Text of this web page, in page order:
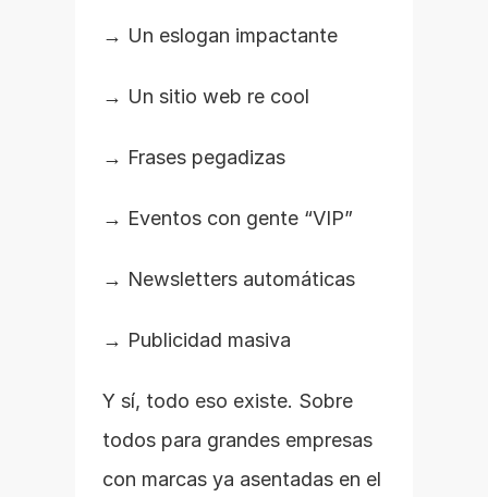
→ Un eslogan impactante
→ Un sitio web re cool
→ Frases pegadizas
→ Eventos con gente “VIP”
→ Newsletters automáticas
→ Publicidad masiva
Y sí, todo eso existe. Sobre
todos para grandes empresas
con marcas ya asentadas en el